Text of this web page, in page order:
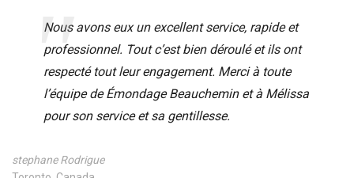
Nous avons eux un excellent service, rapide et
professionnel. Tout c’est bien déroulé et ils ont
respecté tout leur engagement. Merci à toute
l’équipe de Émondage Beauchemin et à Mélissa
pour son service et sa gentillesse.
stephane Rodrigue